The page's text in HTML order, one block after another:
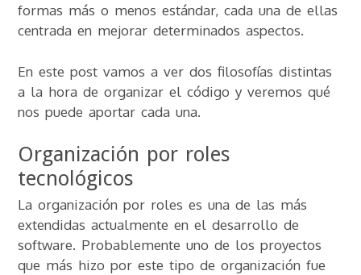
formas más o menos estándar, cada una de ellas
centrada en mejorar determinados aspectos.
En este post vamos a ver dos filosofías distintas
a la hora de organizar el código y veremos qué
nos puede aportar cada una.
Organización por roles
tecnológicos
La organización por roles es una de las más
extendidas actualmente en el desarrollo de
software. Probablemente uno de los proyectos
que más hizo por este tipo de organización fue